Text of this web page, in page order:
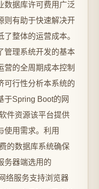
数据库许可费用广泛
则有助于快速解决开
整体的运营成本。
管理系统开发的基本
营的全周期成本控制
可行性分析本系统的
于Spring Boot的网
件资源该平台提供
使用需求。利用
的数据库系统确保
务器端选用的
络服务支持浏览器